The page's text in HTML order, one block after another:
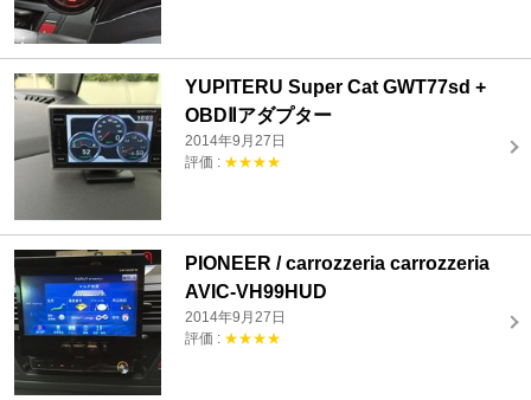
YUPITERU Super Cat GWT77sd +
OBDⅡアダプター
2014年9月27日
評価 : ★★★★
PIONEER / carrozzeria carrozzeria
AVIC-VH99HUD
2014年9月27日
評価 : ★★★★